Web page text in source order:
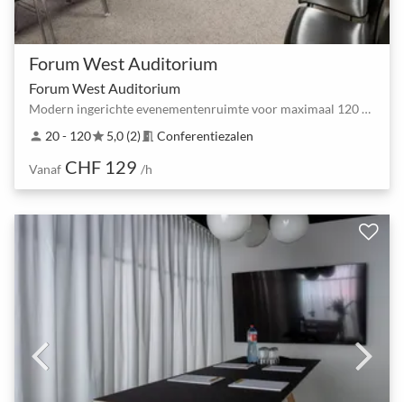
Forum West Auditorium
Forum West Auditorium
Modern ingerichte evenementenruimte voor maximaal 120 personen / Boekbaar vanaf 02.06.2025
person 20 - 120star5,0 (2) meeting_room Conferentiezalen
Vanaf CHF 129 /h